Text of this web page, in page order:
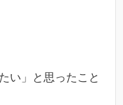
い」と思ったこと